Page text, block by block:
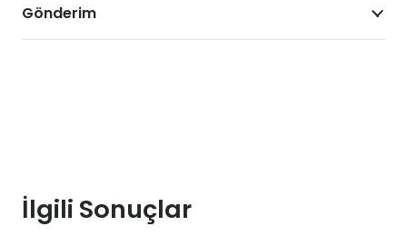
adet
Gönderim
İlgili Sonuçlar